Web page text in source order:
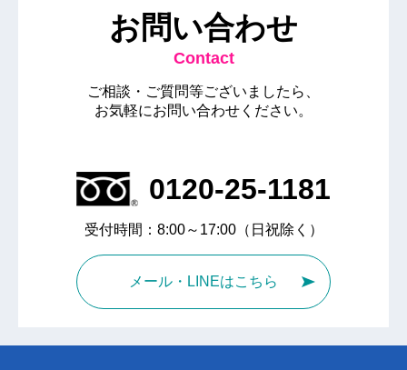
お問い合わせ
Contact
ご相談・ご質問等ございましたら、
お気軽にお問い合わせください。
0120-25-1181
受付時間：8:00～17:00（日祝除く）
メール・LINEはこちら